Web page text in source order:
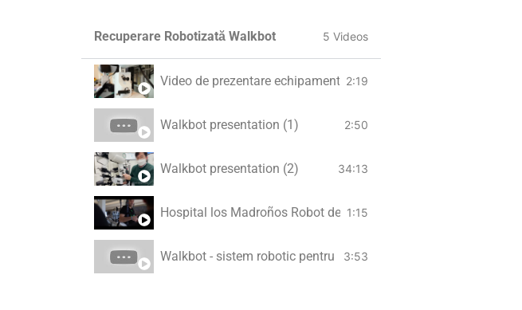
Recuperare Robotizată Walkbot 5 Videos
Video de prezentare echipament Walkbot - recuperare robotizată
2:19
Walkbot presentation (1) 2:50
Walkbot presentation (2) 34:13
Hospital los Madroños Robot de marcha Walkbot
1:15
Walkbot - sistem robotic pentru recuperarea locomotorie
3:53